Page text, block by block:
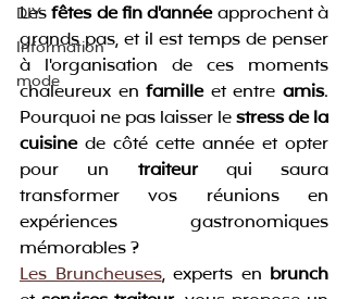
DIY
Information
mode
Les fêtes de fin d'année approchent à
grands pas, et il est temps de penser
à l'organisation de ces moments
chaleureux en famille et entre amis.
Pourquoi ne pas laisser le stress de la
cuisine de côté cette année et opter
pour un traiteur qui saura
transformer vos réunions en
expériences gastronomiques
mémorables ?
Les Bruncheuses, experts en brunch